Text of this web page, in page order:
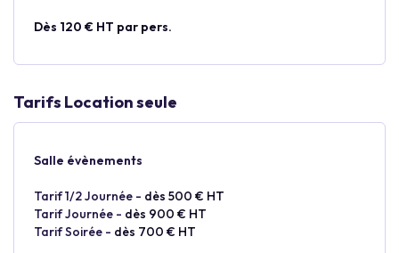
Dès 120 € HT par pers.
Tarifs Location seule
Salle évènements
Tarif 1/2 Journée - dès 500 € HT
Tarif Journée - dès 900 € HT
Tarif Soirée - dès 700 € HT